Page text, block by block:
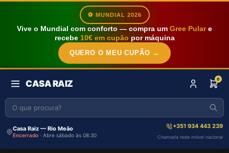
⚽ MUNDIAL 2026
Vive o Mundial com conforto — compra um Gree Pulare
recebe 10€ em cupão por máquina
QUERO O MEU CUPÃO →
CASA RAIZ 0
Casa Raiz — Rio Meão
Encerrado · Abre sábado às 08:30
+351 934 443 239
Chamada rede móvel nacional